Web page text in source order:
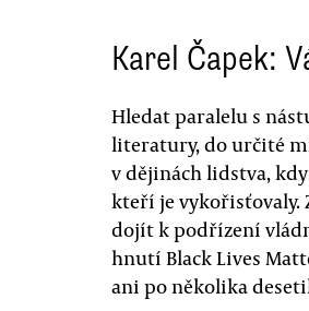
Karel Čapek:
Hledat paralelu s
literatury, do určité
v dějinách lidstva,
kteří je vykořisťovaly.
dojít k podřízení
hnutí Black Lives
ani po několika